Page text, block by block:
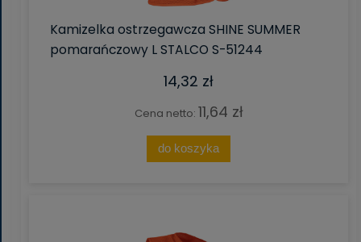
Kamizelka ostrzegawcza SHINE SUMMER
pomarańczowy L STALCO S-51244
14,32 zł
Cena netto: 11,64 zł
do koszyka